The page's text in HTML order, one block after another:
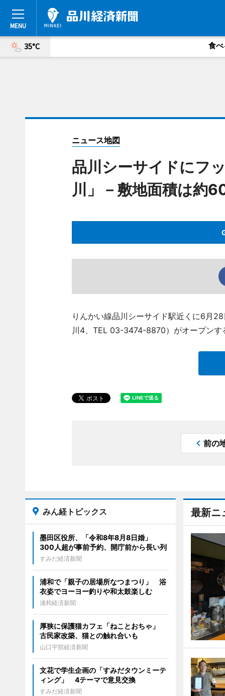
35°C 食べ
ニュース地図
品川シーサイドにフ
川」－敷地面積は約
りんかい線品川シーサイド駅近くに6月
川4、TEL 03-3474-8870）がオープンす
前の
最新ニ
みん経トピックス
墨田区役所、「令和8年8月8日婚」
300人超が事前予約、開庁前から長い列
すみだ経済新聞
浦和で「親子の居場所なつまつり」 浴
衣姿でヨーヨー釣りや和太鼓楽しむ
浦和経済新聞
厚狭に保護猫カフェ「ねことおちゃ」
古民家改築、猫との触れ合いも
山口宇部経済新聞
文花で学生企画の「すみだタウンミーテ
ィング」 4テーマで意見交換
すみだ経済新聞